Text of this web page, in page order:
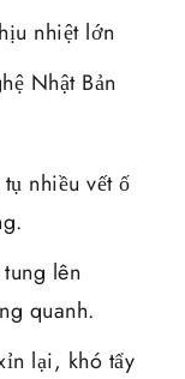
nhiệt lớn
Nhật Bản
nhiều vết ố
lên
quanh.
lại, khó tẩy